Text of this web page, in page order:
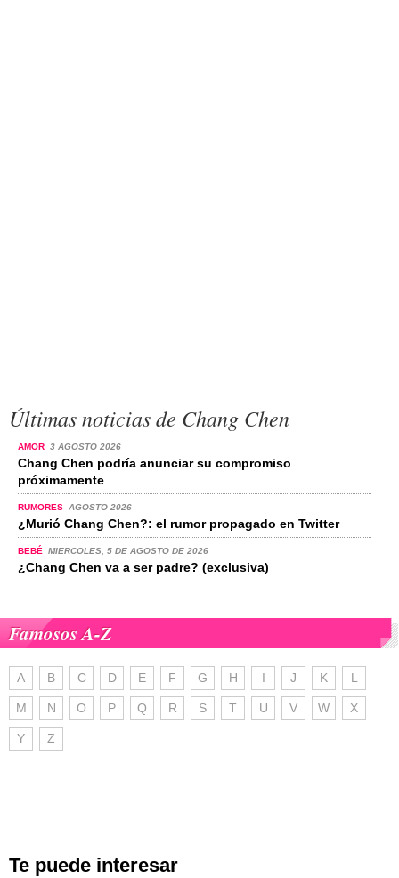
Últimas noticias de Chang Chen
AMOR 3 AGOSTO 2026
Chang Chen podría anunciar su compromiso
próximamente
RUMORES AGOSTO 2026
¿Murió Chang Chen?: el rumor propagado en Twitter
BEBÉ MIERCOLES, 5 DE AGOSTO DE 2026
¿Chang Chen va a ser padre? (exclusiva)
Famosos A-Z
A B C D E F G H I J K L
M N O P Q R S T U V W X
Y Z
Te puede interesar